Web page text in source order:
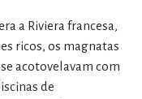
a Riviera francesa,
ricos, os magnatas
acotovelavam com
de